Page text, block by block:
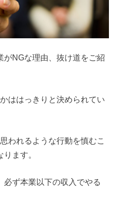
がNGな理由、抜け道をご紹
ははっきりと決められてい
われるような行動を慎むこ
ます。
必ず本業以下の収入でやる